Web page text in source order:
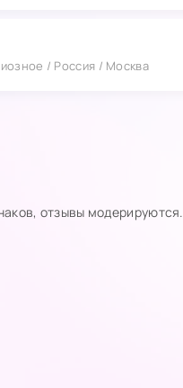
/ Россия / Москва
отзывы модерируются.